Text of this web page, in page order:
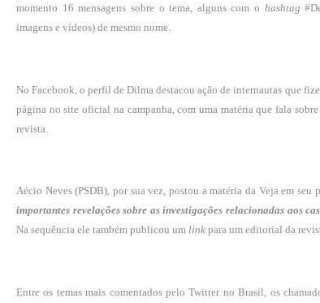
momento 16 mensagens sobre o tema, alguns com o hashtag
imagens e vídeos) de mesmo nome.
No Facebook, o perfil de Dilma destacou ação de internautas que
página no site oficial na campanha, com uma matéria que fala
revista.
Aécio Neves (PSDB), por sua vez, postou a matéria da Veja em
importantes revelações sobre as investigações relacionadas aos
Na sequência ele também publicou um link para um editorial da
Entre os temas mais comentados pelo Twitter no Brasil, os